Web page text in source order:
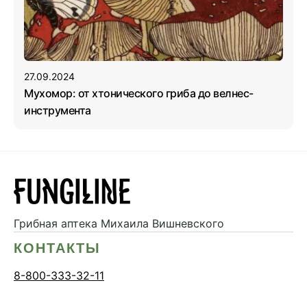
27.09.2024
Мухомор: от хтонического гриба до велнес-
инструмента
Грибная аптека Михаила Вишневского
КОНТАКТЫ
8-800-333-32-11